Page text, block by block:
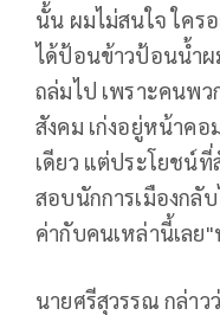
นั้น ผมไม่สนใจ ใคร
ได้ป้อนข้าวป้อนน้ำผ
ถล่มไป เพราะคนพว
สังคม เก่งอยู่หน้าคอ
เดียว แต่ประโยชน์
สอบนักการเมืองกลั
ค่ากับคนเหล่านี้เลย
นายศรีสุวรรณ กล่า